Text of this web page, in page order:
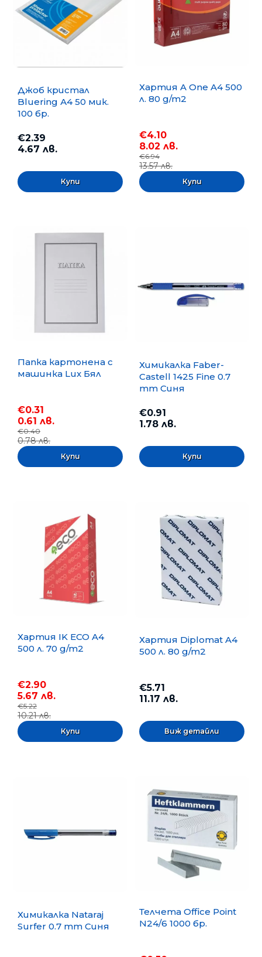
Джоб кристал
Bluering А4 50 мик.
100 бр.
€2.39
4.67 лв.
Хартия A One A4 500
л. 80 g/m2
€4.10
8.02 лв.
€6.94
13.57 лв.
Папка картонена с
машинка Lux Бял
€0.31
0.61 лв.
€0.40
0.78 лв.
Химикалка Faber-
Castell 1425 Fine 0.7
mm Синя
€0.91
1.78 лв.
Хартия IK ECO A4
500 л. 70 g/m2
€2.90
5.67 лв.
€5.22
10.21 лв.
Хартия Diplomat A4
500 л. 80 g/m2
€5.71
11.17 лв.
Виж детайли
Химикалка Nataraj
Surfer 0.7 mm Синя
Телчета Office Point
N24/6 1000 бр.